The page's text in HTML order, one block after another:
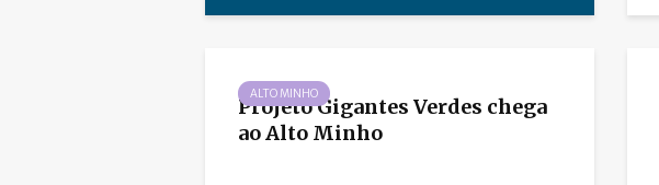
ALTO MINHO
Projeto Gigantes Verdes chega
ao Alto Minho